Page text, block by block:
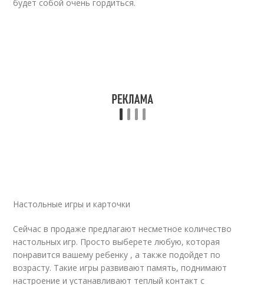
будет собой очень гордиться.
Настольные игры и карточки
Сейчас в продаже предлагают несметное количество
настольных игр. Просто выберете любую, которая
понравится вашему ребенку , а также подойдет по
возрасту. Такие игры развивают память, поднимают
настроение и устанавливают теплый контакт с